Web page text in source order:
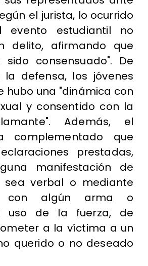
el jurista, lo ocurrido
evento estudiantil no
delito, afirmando que
consensuado". De
la defensa, los jóvenes
hubo una "dinámica con
y consentido con la
Además, el
complementado que
prestadas,
manifestación de
sea verbal o mediante
con algún arma o
uso de la fuerza, de
a la víctima a un
querido o no deseado